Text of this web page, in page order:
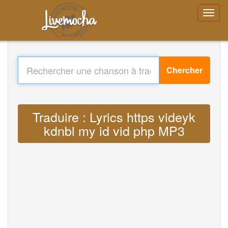
Chercher
Traduire : Lyrics https videyk
kdnbl my id vid php MP3